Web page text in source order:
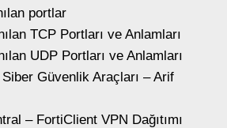
portlar
TCP Portları ve Anlamları
UDP Portları ve Anlamları
Güvenlik Araçları – Arif
– FortiClient VPN Dağıtımı